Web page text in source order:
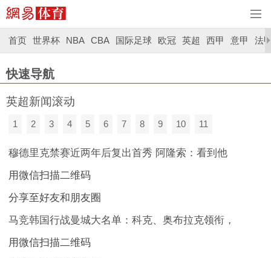
首页 世界杯 NBA CBA 国际足球 欧冠 英超 西甲 意甲 法
快速导航
英超新闻滚动
1 2 3 4 5 6 7 8 9 10 11
穆德里克禁赛近两年后复出首秀 阿隆索：看到他
用微信扫描二维码
分享至好友和朋友圈
马竞韩国行战曼城大名单：科克、奥布拉克领衔，
用微信扫描二维码